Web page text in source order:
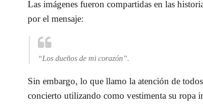
Las imágenes fueron compartidas en las
por el mensaje:
“Los dueños de mi corazón”.
Sin embargo, lo que llamo la atención de
concierto utilizando como vestimenta su ropa